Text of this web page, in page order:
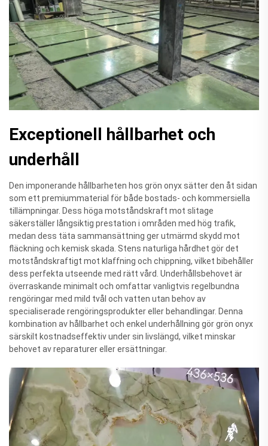
Exceptionell hållbarhet och
underhåll
Den imponerande hållbarheten hos grön onyx sätter den åt sidan
som ett premiummaterial för både bostads- och kommersiella
tillämpningar. Dess höga motståndskraft mot slitage
säkerställer långsiktig prestation i områden med hög trafik,
medan dess täta sammansättning ger utmärmd skydd mot
fläckning och kemisk skada. Stens naturliga hårdhet gör det
motståndskraftigt mot klaffning och chippning, vilket bibehåller
dess perfekta utseende med rätt vård. Underhållsbehovet är
överraskande minimalt och omfattar vanligtvis regelbundna
rengöringar med mild tvål och vatten utan behov av
specialiserade rengöringsprodukter eller behandlingar. Denna
kombination av hållbarhet och enkel underhållning gör grön onyx
särskilt kostnadseffektiv under sin livslängd, vilket minskar
behovet av reparaturer eller ersättningar.